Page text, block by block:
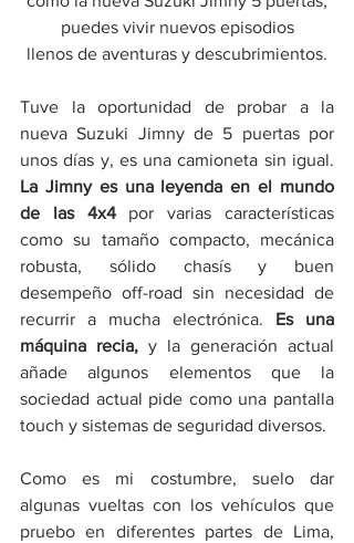
puedes vivir nuevos episodios
llenos de aventuras y descubrimientos.
Tuve la oportunidad de probar a la
nueva Suzuki Jimny de 5 puertas por
La Jimny es una leyenda en el mundo
de las 4x4 por varias características
como su tamaño compacto, mecánica
robusta, sólido chasís y buen
desempeño off-road sin necesidad de
recurrir a mucha electrónica. Es una
máquina recia, y la generación actual
añade algunos elementos que la
sociedad actual pide como una pantalla
touch y sistemas de seguridad diversos.
Como es mi costumbre, suelo dar
algunas vueltas con los vehículos que
pruebo en diferentes partes de Lima,